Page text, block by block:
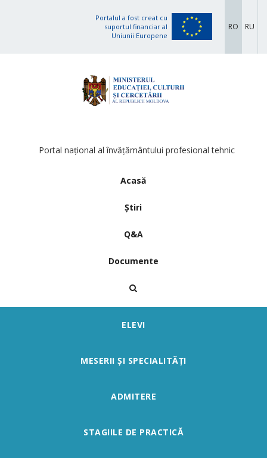
Portalul a fost creat cu
suportul financiar al
Uniunii Europene
RO RU
Portal național al învățământului profesional tehnic
Acasă
Știri
Q&A
Documente
ELEVI
MESERII ȘI SPECIALITĂȚI
ADMITERE
STAGIILE DE PRACTICĂ